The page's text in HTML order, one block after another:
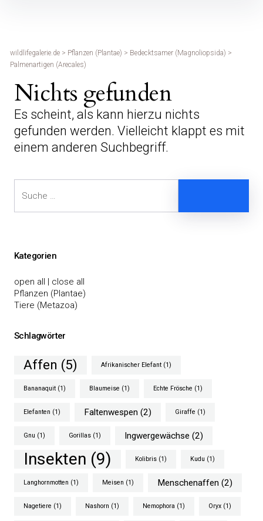
wildlifegalerie.de > Pflanzen (Plantae) > Bedecktsamer (Magnoliopsida) >
Palmenartigen (Arecales)
Nichts gefunden
Es scheint, als kann hierzu nichts
gefunden werden. Vielleicht klappt es mit
einem anderen Suchbegriff.
Kategorien
open all | close all
Pflanzen (Plantae)
Tiere (Metazoa)
Schlagwörter
Affen (5) Afrikanischer Elefant (1)
Bananaquit (1) Blaumeise (1) Echte Frösche (1)
Elefanten (1) Faltenwespen (2) Giraffe (1)
Gnu (1) Gorillas (1) Ingwergewächse (2)
Insekten (9) Kolibris (1) Kudu (1)
Langhornmotten (1) Meisen (1) Menschenaffen (2)
Nagetiere (1) Nashorn (1) Nemophora (1) Oryx (1)